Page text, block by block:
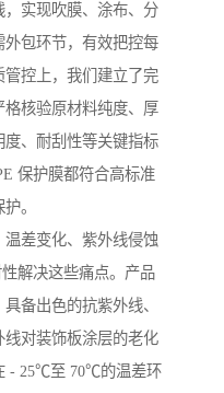
实现吹膜、涂布、分
包环节，有效把控每
控上，我们建立了完
核验原材料纯度、厚
、耐刮性等关键指标
保护膜都符合高标准
。
差变化、紫外线侵蚀
解决这些痛点。产品
备出色的抗紫外线、
对装饰板涂层的老化
- 25℃至 70℃的温差环